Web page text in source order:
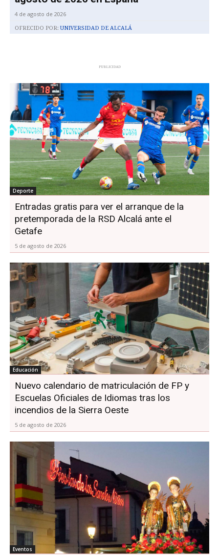
4 de agosto de 2026
OFRECIDO POR: UNIVERSIDAD DE ALCALÁ
PUBLICIDAD
Deporte
Entradas gratis para ver el arranque de la
pretemporada de la RSD Alcalá ante el
Getafe
5 de agosto de 2026
Educación
Nuevo calendario de matriculación de FP y
Escuelas Oficiales de Idiomas tras los
incendios de la Sierra Oeste
5 de agosto de 2026
Eventos